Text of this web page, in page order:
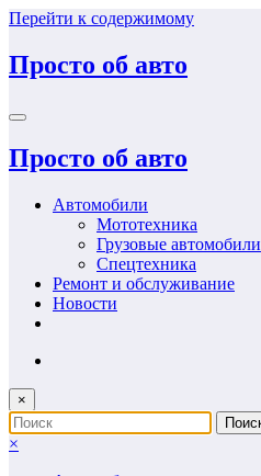
Перейти к содержимому
Просто об авто
Просто об авто
Автомобили
Мототехника
Грузовые автомобили
Спецтехника
Ремонт и обслуживание
Новости
×
×